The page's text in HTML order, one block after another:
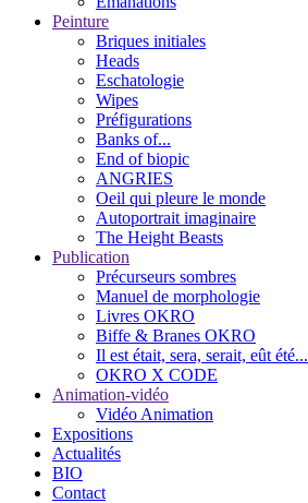
Peinture
Briques initiales
Heads
Eschatologie
Wipes
Préfigurations
Banks of...
End of biopic
ANGRIES
Oeil qui pleure le monde
Autoportrait imaginaire
The Height Beasts
Publication
Précurseurs sombres
Manuel de morphologie
Livres OKRO
Biffe & Branes OKRO
Il est était, sera, serait, eût été...
OKRO X CODE
Animation-vidéo
Vidéo Animation
Expositions
Actualités
BIO
Contact